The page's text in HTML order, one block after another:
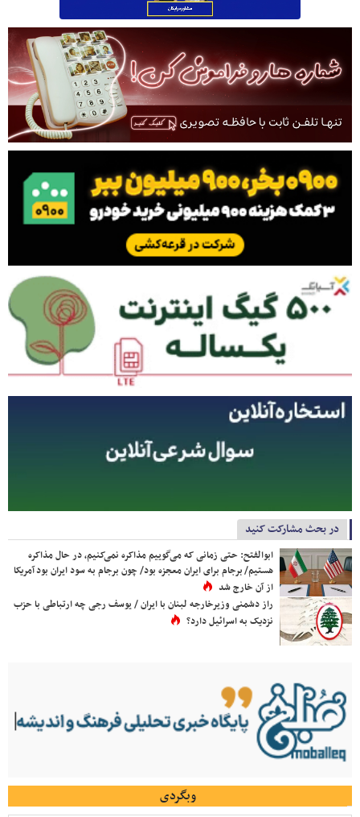
در بحث مشارکت کنید
ابوالفتح: حتی زمانی که می‌گوییم مذاکره نمی‌کنیم، در حال مذاکره
هستیم/ برجام برای ایران معجزه بود/ چون برجام به سود ایران بود آمریکا
از آن خارج شد
راز دشمنی وزیرخارجه لبنان با ایران / یوسف رجی چه ارتباطی با حزب
نزدیک به اسرائیل دارد؟
وبگردی